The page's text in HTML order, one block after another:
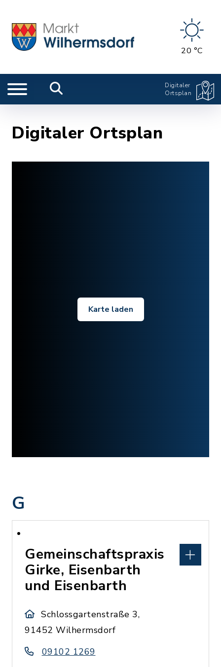
20 °C
Digitaler
Ortsplan
Digitaler Ortsplan
Karte laden
G
Gemeinschaftspraxis
Girke, Eisenbarth
und Eisenbarth
Schlossgartenstraße 3,
91452 Wilhermsdorf
09102 1269